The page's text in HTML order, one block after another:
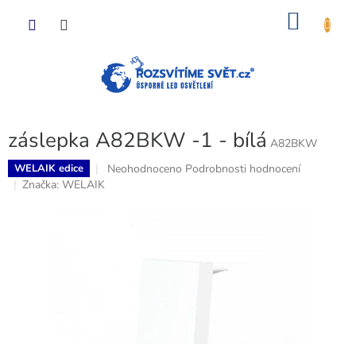
záslepka A82BKW -1 - bílá A82BKW
WELAIK edice
Průměrné
Neohodnoceno Podrobnosti hodnocení
Značka: WELAIK